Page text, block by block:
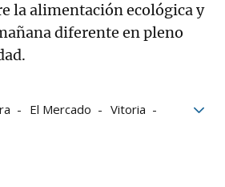
la alimentación ecológica y
diferente en pleno
El Mercado
Vitoria